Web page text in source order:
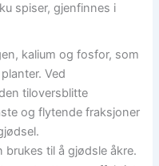
spiser, gjenfinnes i
kalium og fosfor, som
Ved
tiloversblitte
og flytende fraksjoner
til å gjødsle åkre.